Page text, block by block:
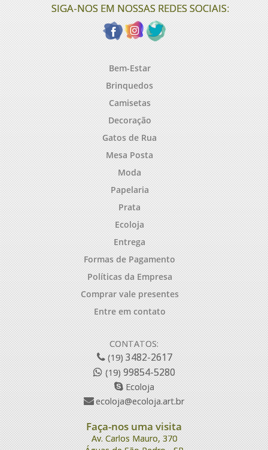
SIGA-NOS EM NOSSAS REDES SOCIAIS:
Bem-Estar
Brinquedos
Camisetas
Decoração
Gatos de Rua
Mesa Posta
Moda
Papelaria
Prata
Ecoloja
Entrega
Formas de Pagamento
Políticas da Empresa
Comprar vale presentes
Entre em contato
CONTATOS:
(19)3482-2617
(19)99854-5280
Ecoloja
ecoloja@ecoloja.art.br
Faça-nos uma visita
Av. Carlos Mauro, 370